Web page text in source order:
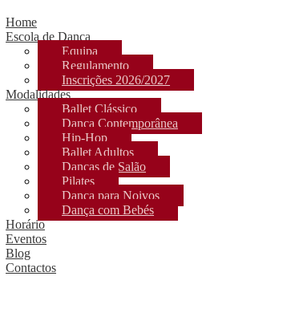
Home
Escola de Dança
Equipa
Regulamento
Inscrições 2026/2027
Modalidades
Ballet Clássico
Dança Contemporânea
Hip-Hop
Ballet Adultos
Danças de Salão
Pilates
Dança para Noivos
Dança com Bebés
Horário
Eventos
Blog
Contactos